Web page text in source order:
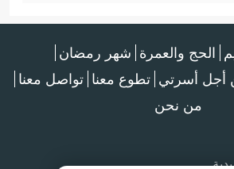
الحج والعمرة شهر رمضان
أجل أسرتي تطوع معنا تواصل معنا
من نحن